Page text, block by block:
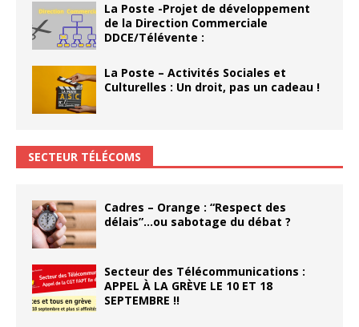
La Poste -Projet de développement
de la Direction Commerciale
DDCE/Télévente :
La Poste – Activités Sociales et
Culturelles : Un droit, pas un cadeau !
SECTEUR TÉLÉCOMS
Cadres – Orange : “Respect des
délais”…ou sabotage du débat ?
Secteur des Télécommunications :
APPEL À LA GRÈVE LE 10 ET 18
SEPTEMBRE !!